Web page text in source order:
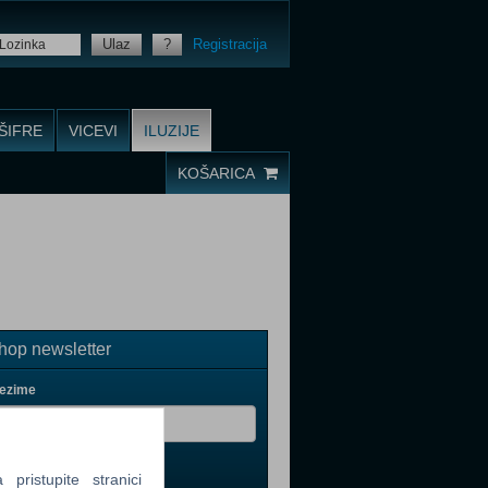
Ulaz ? Registracija
VICEVI ILUZIJE
KOŠARICA
newsletter
pristupite stranici